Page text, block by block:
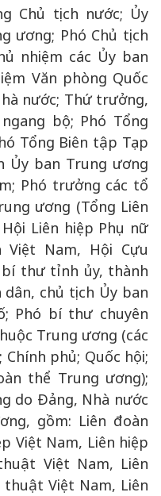
Chủ tịch nước; Ủy
ương; Phó Chủ tịch
nhiệm các Ủy ban
Văn phòng Quốc
nước; Thứ trưởng,
bộ; Phó Tổng
Tổng Biên tập Tạp
Ủy ban Trung ương
Phó trưởng các tổ
ương (Tổng Liên
Liên hiệp Phụ nữ
Nam, Hội Cựu
bí thư tỉnh ủy, thành
chủ tịch Ủy ban
Phó bí thư chuyên
Trung ương (các
phủ; Quốc hội;
thể Trung ương);
do Đảng, Nhà nước
gồm: Liên đoàn
Việt Nam, Liên hiệp
Việt Nam, Liên
thuật Việt Nam, Liên